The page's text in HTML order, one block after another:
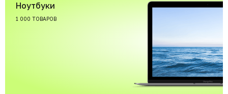
Ноутбуки
1 000 ТОВАРОВ